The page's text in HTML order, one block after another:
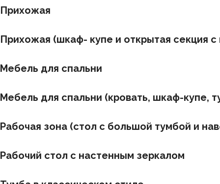
Прихожая
Прихожая (шкаф- купе и открытая секция с
Мебель для спальни
Мебель для спальни (кровать, шкаф-купе,
Рабочая зона (стол с большой тумбой и
Рабочий стол с настенным зеркалом